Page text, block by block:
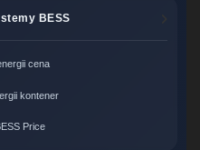
BESS
cena
kontener
Price